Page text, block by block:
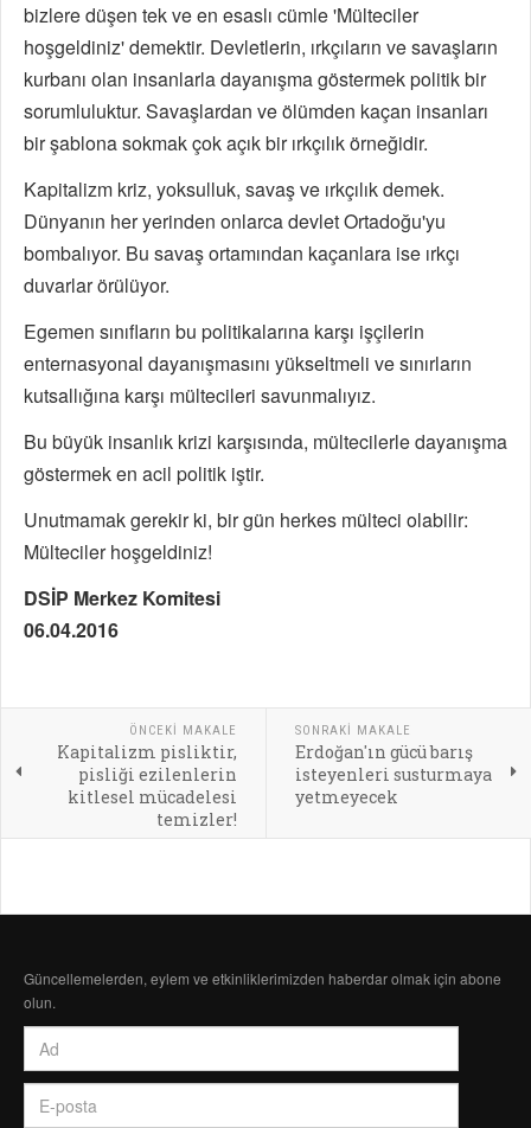
bizlere düşen tek ve en esaslı cümle 'Mülteciler
hoşgeldiniz' demektir. Devletlerin, ırkçıların ve savaşların
kurbanı olan insanlarla dayanışma göstermek politik bir
sorumluluktur. Savaşlardan ve ölümden kaçan insanları
bir şablona sokmak çok açık bir ırkçılık örneğidir.
Kapitalizm kriz, yoksulluk, savaş ve ırkçılık demek.
Dünyanın her yerinden onlarca devlet Ortadoğu'yu
bombalıyor. Bu savaş ortamından kaçanlara ise ırkçı
duvarlar örülüyor.
Egemen sınıfların bu politikalarına karşı işçilerin
enternasyonal dayanışmasını yükseltmeli ve sınırların
kutsallığına karşı mültecileri savunmalıyız.
Bu büyük insanlık krizi karşısında, mültecilerle dayanışma
göstermek en acil politik iştir.
Unutmamak gerekir ki, bir gün herkes mülteci olabilir:
Mülteciler hoşgeldiniz!
DSİP Merkez Komitesi
06.04.2016
ÖNCEKI MAKALE
Kapitalizm pisliktir,
pisliği ezilenlerin
kitlesel mücadelesi
temizler!
SONRAKI MAKALE
Erdoğan'ın gücü barış
isteyenleri susturmaya
yetmeyecek
Güncellemelerden, eylem ve etkinliklerimizden haberdar olmak için abone
olun.